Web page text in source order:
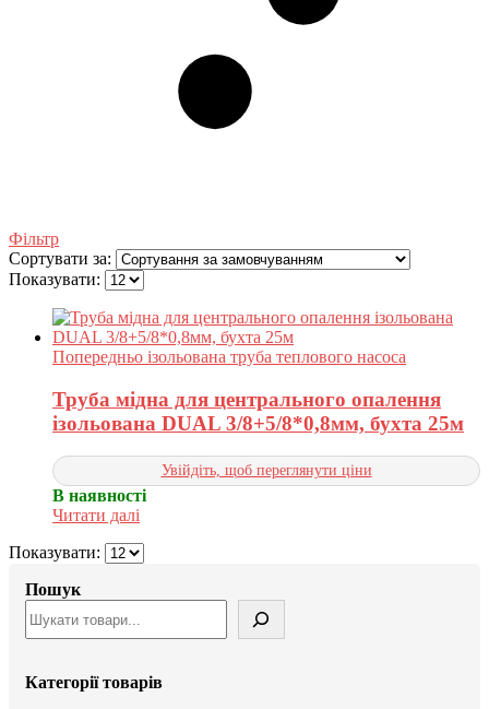
Фільтр
Сортувати за:
Показувати:
Попередньо ізольована труба теплового насоса
Труба мідна для центрального опалення
ізольована DUAL 3/8+5/8*0,8мм, бухта 25м
Увійдіть, щоб переглянути ціни
В наявності
Читати далі
Показувати:
Пошук
Категорії товарів